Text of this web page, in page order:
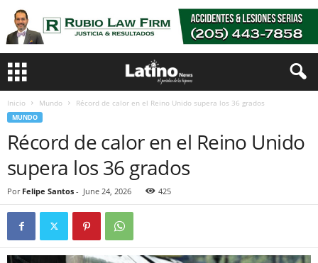
Inicio Mundo Récord de calor en el Reino Unido supera los 36 grados
MUNDO
Récord de calor en el Reino Unido
supera los 36 grados
Por Felipe Santos - June 24, 2026 425